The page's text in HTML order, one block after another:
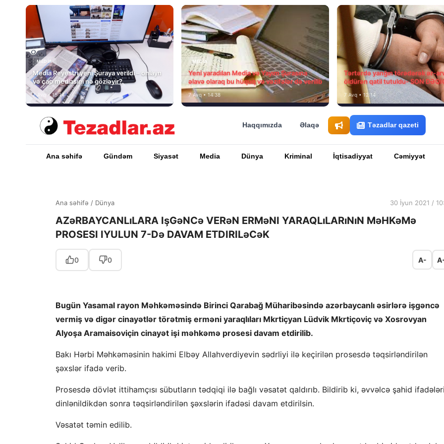
MEDİA
Media Reyestri yeni Şuraya verildi – onlayn
və çap mediasını nə gözləyir?
7 Avq • 15:14
MEDİA
Yeni yaradılan Media və Yayım Şurasına
əlavə olaraq bu hüquq və vəzifələr də verilib
7 Avq • 14:38
Tərtərdə yanğın törədərək ər-
öldürən qatil tutuldu- SON
7 Avq • 12:14
Haqqımızda Əlaqə Təzadlar qazeti
Ana səhifə Gündəm Siyasət Media Dünya Kriminal İqtisadiyyat Cəmiyyət
Ana səhifə / Dünya 30 İyun 2021 /
AZəRBAYCANLıLARA IşGəNCə VERəN ERMəNI YARAQLıLARıNıN MəHKəMə
PROSESI IYULUN 7-Də DAVAM ETDIRILəCəK
0 0 A-
Bugün Yasamal rayon Məhkəməsində Birinci Qarabağ Müharibəsində azərbaycanlı əsirlərə işgəncə
vermiş və digər cinayətlər törətmiş erməni yaraqlıları Mkrtiçyan Lüdvik Mkrtiçoviç və Xosrovyan
Alyoşa Aramaisoviçin cinayət işi məhkəmə prosesi davam etdirilib.
Bakı Hərbi Məhkəməsinin hakimi Elbəy Allahverdiyevin sədrliyi ilə keçirilən prosesdə təqsirləndirilən
şəxslər ifadə verib.
Prosesdə dövlət ittihamçısı sübutların tədqiqi ilə bağlı vəsatət qaldırıb. Bildirib ki, əvvəlcə şahid
dinlənildikdən sonra təqsirləndirilən şəxslərin ifadəsi davam etdirilsin.
Vəsatət təmin edilib.